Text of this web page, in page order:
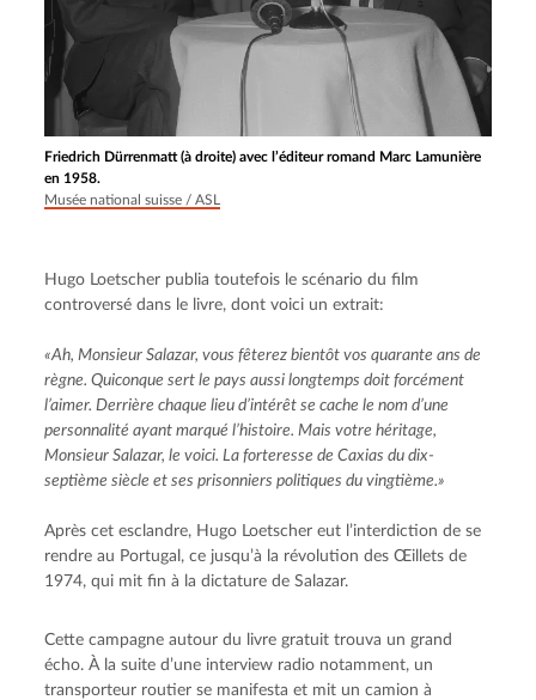
Friedrich Dürrenmatt (à droite) avec l’éditeur romand Marc Lamunière
en 1958.
Musée national suisse / ASL
Hugo Loetscher publia toutefois le scénario du film
controversé dans le livre, dont voici un extrait:
«Ah, Monsieur Salazar, vous fêterez bientôt vos quarante ans de
règne. Quiconque sert le pays aussi longtemps doit forcément
l’aimer. Derrière chaque lieu d’intérêt se cache le nom d’une
personnalité ayant marqué l’histoire. Mais votre héritage,
Monsieur Salazar, le voici. La forteresse de Caxias du dix-
septième siècle et ses prisonniers politiques du vingtième.»
Après cet esclandre, Hugo Loetscher eut l’interdiction de se
rendre au Portugal, ce jusqu’à la révolution des Œillets de
1974, qui mit fin à la dictature de Salazar.
Cette campagne autour du livre gratuit trouva un grand
écho. À la suite d’une interview radio notamment, un
transporteur routier se manifesta et mit un camion à